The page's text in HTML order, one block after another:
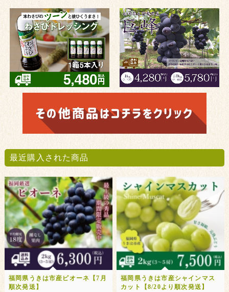
最近購入された商品
福岡県うきは市産ピオーネ【7月
順次発送】
福岡県うきは市産シャインマス
カット【8/20より順次発送】